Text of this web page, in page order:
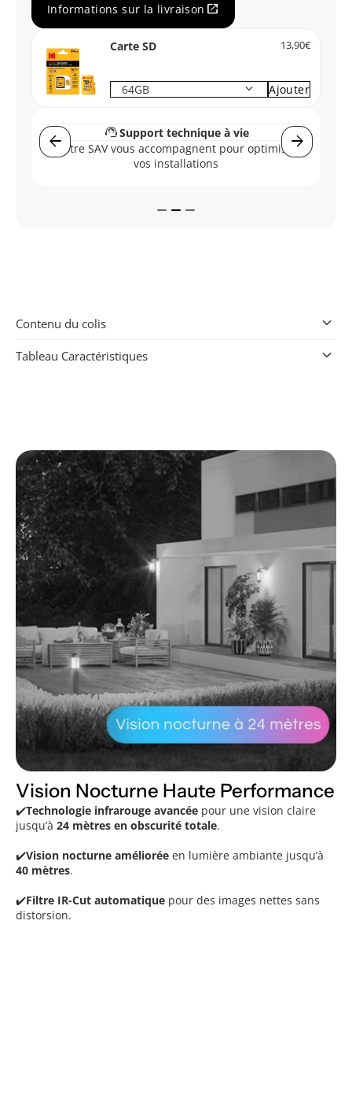
Informations sur la livraison open_in_new
Carte SD 13,90€
keyboard_arrow_down Ajouter
arrow_back arrow_forward
support_agentSupport technique à vie
Notre SAV vous accompagnent pour optimiser
vos installations
Contenu du colis keyboard_arrow_down
Tableau Caractéristiques keyboard_arrow_down
Vision Nocturne Haute Performance
✔️Technologie infrarouge avancée pour une vision claire
jusqu’à 24 mètres en obscurité totale.
✔️Vision nocturne améliorée en lumière ambiante jusqu’à
40 mètres.
✔️Filtre IR-Cut automatique pour des images nettes sans
distorsion.